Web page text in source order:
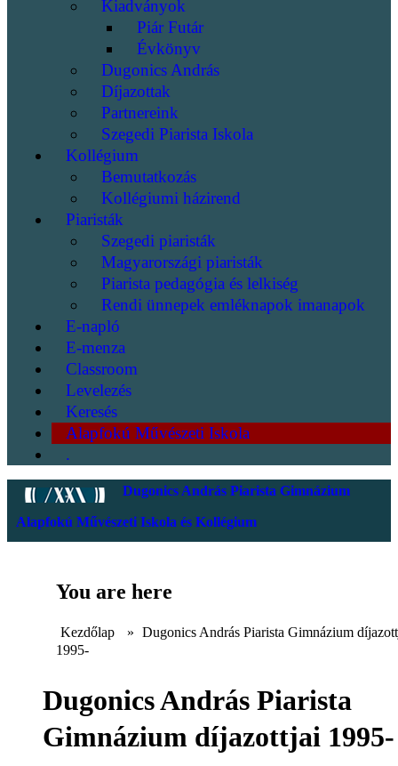
Kiadványok
Piár Futár
Évkönyv
Dugonics András
Díjazottak
Partnereink
Szegedi Piarista Iskola
Kollégium
Bemutatkozás
Kollégiumi házirend
Piaristák
Szegedi piaristák
Magyarországi piaristák
Piarista pedagógia és lelkiség
Rendi ünnepek emléknapok imanapok
E-napló
E-menza
Classroom
Levelezés
Keresés
Alapfokú Művészeti Iskola
.
Dugonics András Piarista Gimnázium
Alapfokú Művészeti Iskola és Kollégium
You are here
Kezdőlap » Dugonics András Piarista Gimnázium
1995-
Dugonics András Piarista
Gimnázium díjazottjai 1995-